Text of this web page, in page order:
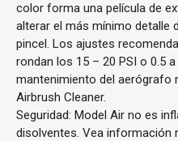
color forma una película de
alterar el más mínimo detalle
pincel. Los ajustes
rondan los 15 – 20 PSI o 0.5
mantenimiento del aerógrafo
Airbrush Cleaner.
Seguridad: Model Air no es
disolventes. Vea información